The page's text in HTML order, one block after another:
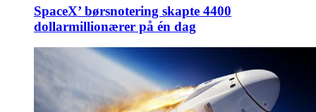
SpaceX’ børsnotering skapte 4400
dollarmillionærer på én dag